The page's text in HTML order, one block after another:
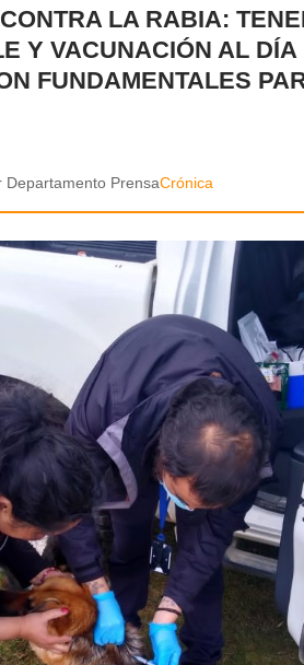
✕
LA RABIA:
Y VACUNACIÓN AL DÍA
FUNDAMENTALES
Departamento PrensaCrónica